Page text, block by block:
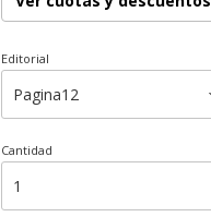
Editorial
Cantidad